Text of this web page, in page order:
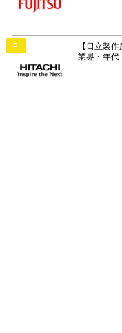
5
【日立製
業界・年代